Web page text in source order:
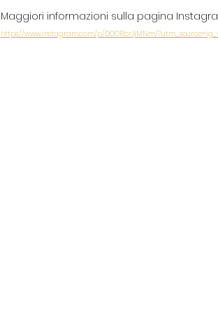
Maggiori informazioni sulla pagina
https://www.instagram.com/p/DOORbrJjMNm/